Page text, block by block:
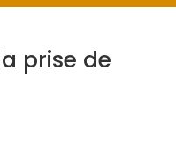
prise de